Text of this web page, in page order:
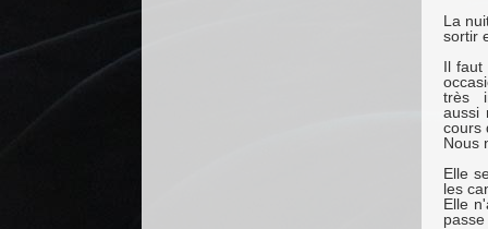
La
sortir
Il faut
très
aussi
cours
Nous
Elle
les
Elle